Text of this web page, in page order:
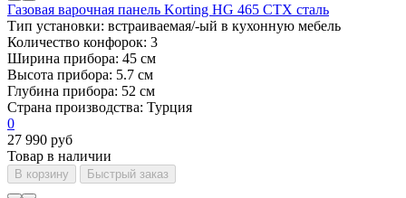
Газовая варочная панель Korting HG 465 CTX сталь
Тип установки: встраиваемая/-ый в кухонную мебель
Количество конфорок: 3
Ширина прибора: 45 см
Высота прибора: 5.7 см
Глубина прибора: 52 см
Страна производства: Турция
0
27 990 руб
Товар в наличии
В корзину Быстрый заказ